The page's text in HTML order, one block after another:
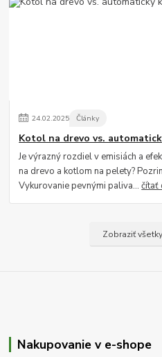
24.02.2025 Články
Kotol na drevo vs.
Je výrazný rozdiel v emisiách a
na drevo a kotlom na pelety?
Vykurovanie pevnými paliva...čítať
Zobraziť
Nakupovanie v e-shope